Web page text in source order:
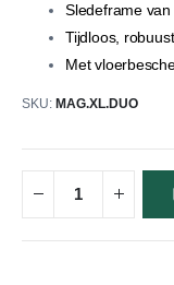
Sledeframe
Tijdloos,
Met
SKU MAG.XL.DUO